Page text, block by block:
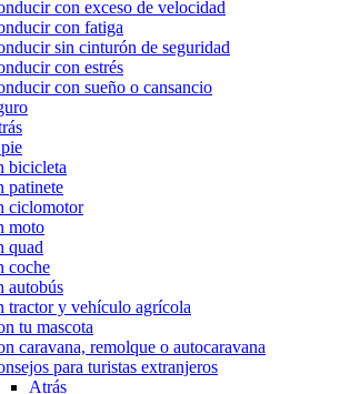
con exceso de velocidad
con fatiga
sin cinturón de seguridad
con estrés
con sueño o cansancio
bicicleta
patinete
ciclomotor
moto
quad
coche
autobús
tractor y vehículo agrícola
tu mascota
caravana, remolque o autocaravana
para turistas extranjeros
Atrás